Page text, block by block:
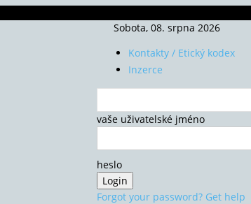
Sobota, 08. srpna 2026
Kontakty / Etický kodex
Inzerce
vaše uživatelské jméno
heslo
Forgot your password? Get help